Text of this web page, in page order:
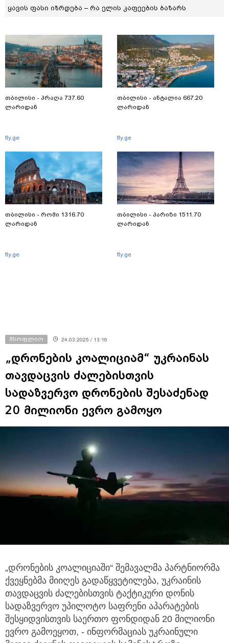
ყავის ფასი იზრდება – რა ელის კაფეების ბაზარს
თბილისი - პრაღა 737.60
ლარიდან
fly.ge
თბილისი - რომი 1316.70
ლარიდან
fly.ge
თბილისი - ანტალია 667.20
ლარიდან
fly.ge
თბილისი - პარიზი 1511.70
ლარიდან
fly.ge
მსოფლიო 24.03.2025 / 13:16
„დრონების კოალიციამ“ უკრაინას
თავდაცვის ძალებისთვის
სადაზვერვო დრონების შესაძენად
20 მილიონი ევრო გამოყო
„დრონების კოალიციაში“ შემავალმა პარტნიორმა
ქვეყნებმა მიიღეს გადაწყვეტილება, უკრაინის
თავდაცვის ძალებისთვის ტაქტიკური დონის
სადაზვერვო უპილოტო საფრენი აპარატების
შესყიდვისთვის საერთო ფონდიდან 20 მილიონი
ევრო გამოეყოთ, - ინფორმაციას უკრაინული